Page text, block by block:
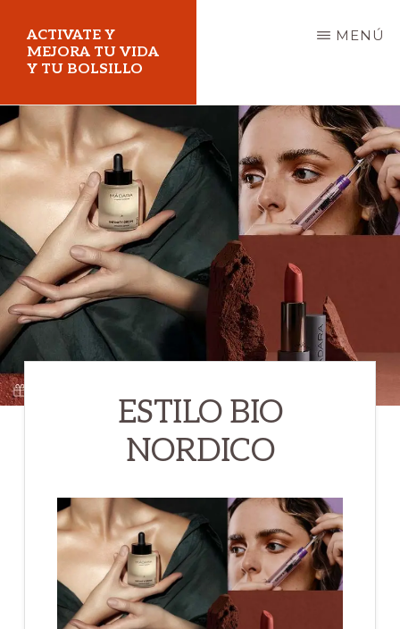
contenido
principal
ACTIVATE Y
MEJORA TU VIDA
Y TU BOLSILLO
Mejora
tu
vida
tu
bolsillo
MENÚ
ESTILO BIO
NORDICO